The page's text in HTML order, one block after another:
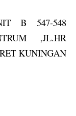
B 547-548
,JL.HR
KUNINGAN